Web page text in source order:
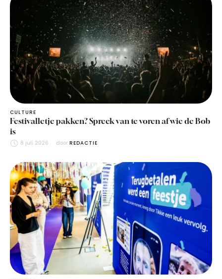
CULTURE
Festivalletje pakken? Spreek van te voren af wie de Bob
is
8 juli 2026 door REDACTIE